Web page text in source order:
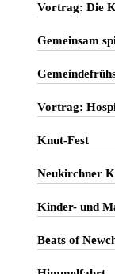
Vortrag: Die
Gemeinsam
Vortrag:
Knut-Fest
Neukirchner
Kinder- und
Beats of